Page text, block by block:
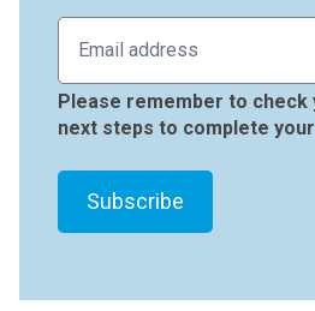
Please remember to
next steps to complete